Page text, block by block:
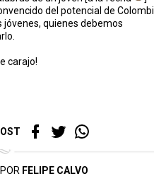
del potencial de
jóvenes, quienes debemos
carajo!
FELIPE CALVO